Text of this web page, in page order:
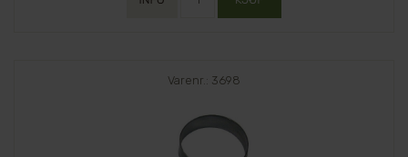
Varenr.: 3698